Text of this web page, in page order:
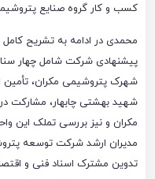
کسب و کار گروه صنایع
محمدی در ادامه به تشریح
پیشنهادی شرکت شامل چهار
شهرک پتروشیمی مکران، تأمین
شهید بهشتی چابهار،
مکران و نیز بررسی تملک این
مدیران ارشد شرکت توسعه
تدوین مشترک اسناد فنی و